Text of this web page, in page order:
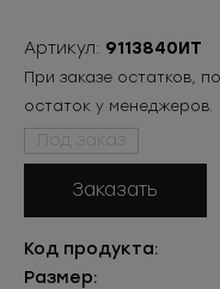
Артикул: 9113840ИТ
При заказе остатков,
остаток у менеджеров.
Под заказ
Заказать
Код продукта:
Размер: